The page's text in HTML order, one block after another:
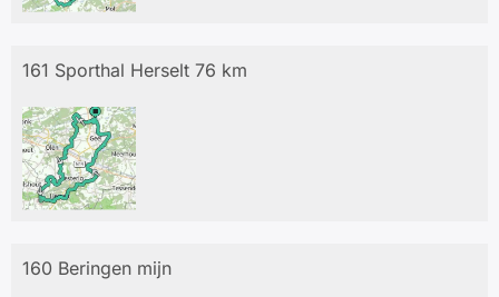
161 Sporthal Herselt 76 km
160 Beringen mijn